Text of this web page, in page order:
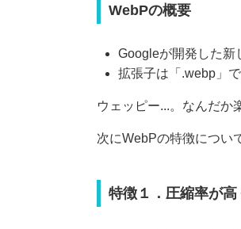
WebPの概要
Googleが開発した新
拡張子は「.webp」
ウェッピー...。なんだか
次にWebPの特徴につい
特徴１．圧縮率が